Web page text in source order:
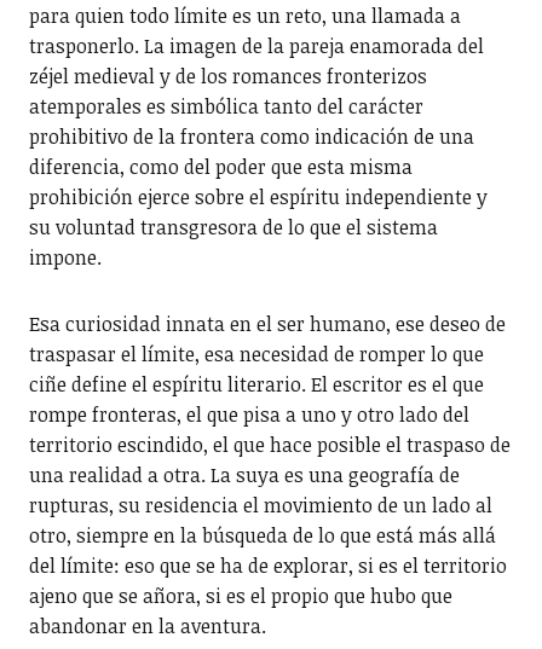
para quien todo límite es un reto, una llamada a
trasponerlo. La imagen de la pareja enamorada del
zéjel medieval y de los romances fronterizos
atemporales es simbólica tanto del carácter
prohibitivo de la frontera como indicación de una
diferencia, como del poder que esta misma
prohibición ejerce sobre el espíritu independiente y
su voluntad transgresora de lo que el sistema
impone.
Esa curiosidad innata en el ser humano, ese deseo de
traspasar el límite, esa necesidad de romper lo que
ciñe define el espíritu literario. El escritor es el que
rompe fronteras, el que pisa a uno y otro lado del
territorio escindido, el que hace posible el traspaso de
una realidad a otra. La suya es una geografía de
rupturas, su residencia el movimiento de un lado al
otro, siempre en la búsqueda de lo que está más allá
del límite: eso que se ha de explorar, si es el territorio
ajeno que se añora, si es el propio que hubo que
abandonar en la aventura.